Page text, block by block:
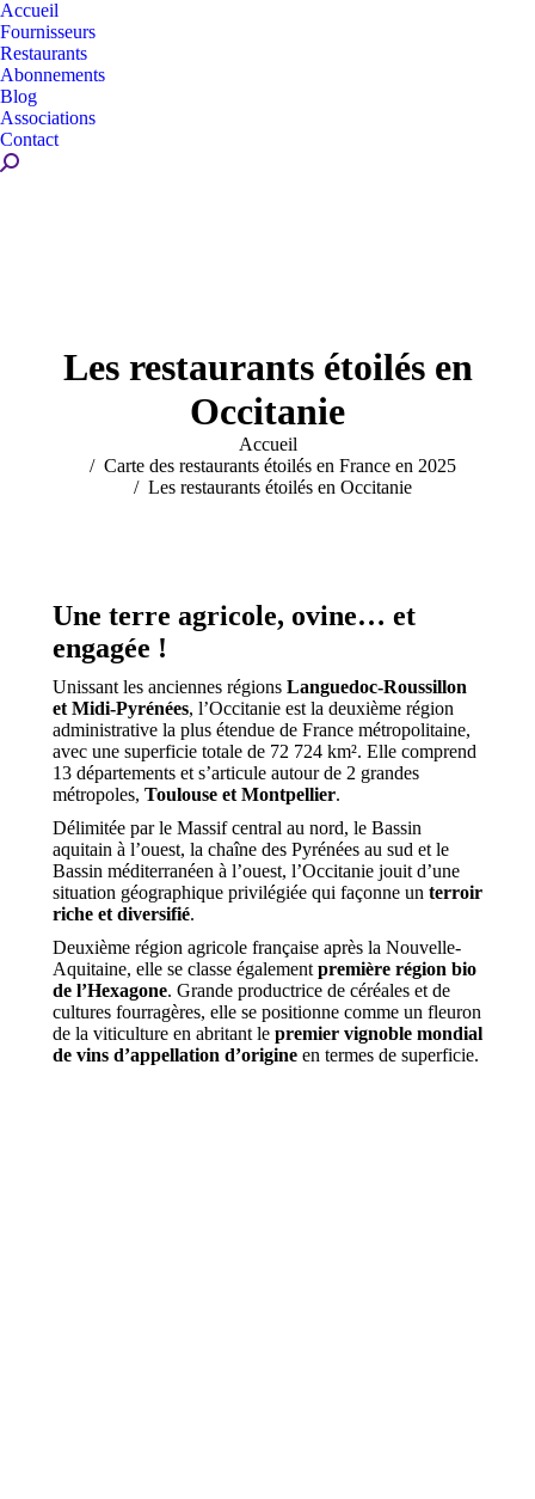
Accueil
Fournisseurs
Restaurants
Abonnements
Blog
Associations
Contact
Recherche
Les restaurants étoilés en
Occitanie
Accueil
Carte des restaurants étoilés en France en 2025
Les restaurants étoilés en Occitanie
Une terre agricole, ovine… et
engagée !
Unissant les anciennes régions Languedoc-Roussillon
et Midi-Pyrénées, l’Occitanie est la deuxième région
administrative la plus étendue de France métropolitaine,
avec une superficie totale de 72 724 km². Elle comprend
13 départements et s’articule autour de 2 grandes
métropoles, Toulouse et Montpellier.
Délimitée par le Massif central au nord, le Bassin
aquitain à l’ouest, la chaîne des Pyrénées au sud et le
Bassin méditerranéen à l’ouest, l’Occitanie jouit d’une
situation géographique privilégiée qui façonne un terroir
riche et diversifié.
Deuxième région agricole française après la Nouvelle-
Aquitaine, elle se classe également première région bio
de l’Hexagone. Grande productrice de céréales et de
cultures fourragères, elle se positionne comme un fleuron
de la viticulture en abritant le premier vignoble mondial
de vins d’appellation d’origine en termes de superficie.